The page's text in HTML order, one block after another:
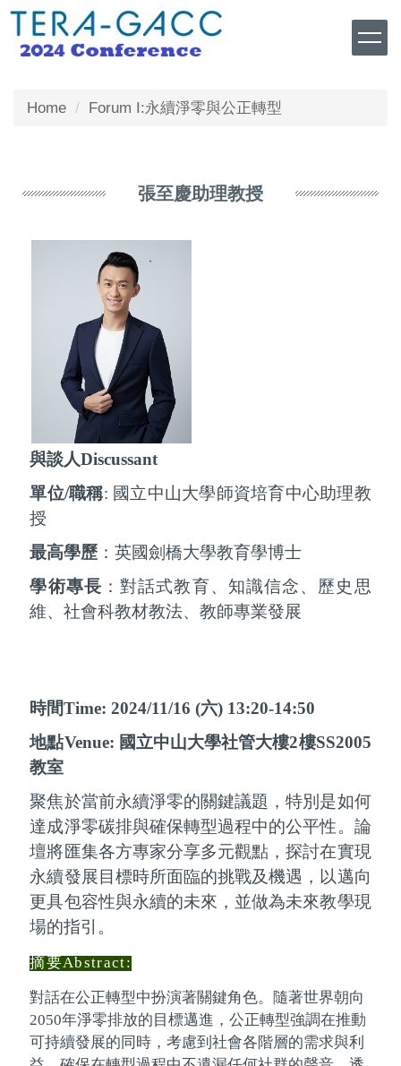
Jump
the
blockHome Forum I:永續淨零與公正轉型
張至慶助理教授
與談人Discussant
單位/職稱: 國立中山大學師資培育中心助理教
授
最高學歷 ：英國劍橋大學教育學博士
學術專長 ：對話式教育、知識信念、歷史思
維、社會科教材教法、教師專業發展
時間Time: 2024/11/16 (六) 13:20-14:50
地點Venue: 國立中山大學社管大樓2樓SS2005
教室
聚焦於當前永續淨零的關鍵議題，特別是如何
達成淨零碳排與確保轉型過程中的公平性。論
壇將匯集各方專家分享多元觀點，探討在實現
永續發展目標時所面臨的挑戰及機遇，以邁向
更具包容性與永續的未來，並做為未來教學現
場的指引。
摘要Abstract:
對話在公正轉型中扮演著關鍵角色。隨著世界朝向
2050年淨零排放的目標邁進，公正轉型強調在推動
可持續發展的同時，考慮到社會各階層的需求與利